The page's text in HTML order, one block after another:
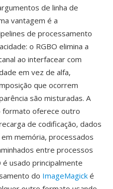
de linha de
vantagem é a
de processamento
o RGBO elimina a
ao interfacear com
em vez de alfa,
que ocorrem
são misturadas. A
formato oferece outro
de codificação, dados
memória, processados
entre processos
é usado principalmente
do ImageMagick é